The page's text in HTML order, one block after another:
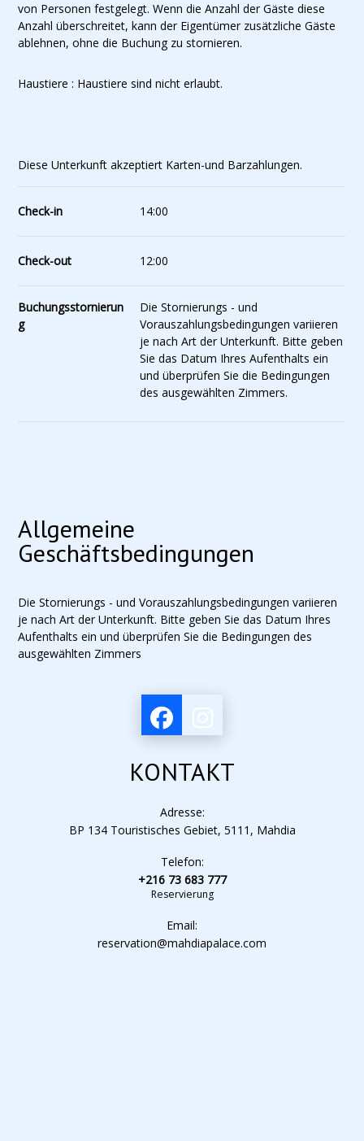
von Personen festgelegt. Wenn die Anzahl der Gäste diese
Anzahl überschreitet, kann der Eigentümer zusätzliche Gäste
ablehnen, ohne die Buchung zu stornieren.
Haustiere : Haustiere sind nicht erlaubt.
Diese Unterkunft akzeptiert Karten-und Barzahlungen.
Check-in 14:00
Check-out 12:00
Buchungsstornierun
g
Die Stornierungs - und
Vorauszahlungsbedingungen variieren
je nach Art der Unterkunft. Bitte geben
Sie das Datum Ihres Aufenthalts ein
und überprüfen Sie die Bedingungen
des ausgewählten Zimmers.
Allgemeine
Geschäftsbedingungen
Die Stornierungs - und Vorauszahlungsbedingungen variieren
je nach Art der Unterkunft. Bitte geben Sie das Datum Ihres
Aufenthalts ein und überprüfen Sie die Bedingungen des
ausgewählten Zimmers
KONTAKT
Adresse:
BP 134 Touristisches Gebiet, 5111, Mahdia
Telefon:
+216 73 683 777
Reservierung
Email:
reservation@mahdiapalace.com